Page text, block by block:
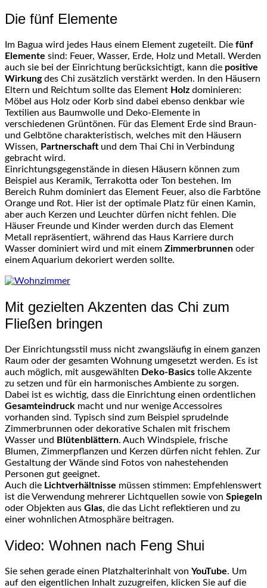
Die fünf Elemente
Im Bagua wird jedes Haus einem Element zugeteilt. Die fünf
Elemente sind: Feuer, Wasser, Erde, Holz und Metall. Werden
auch sie bei der Einrichtung berücksichtigt, kann die positive
Wirkungdes Chi zusätzlich verstärkt werden. In den Häusern
Eltern und Reichtum sollte das Element Holz dominieren:
Möbel aus Holz oder Korb sind dabei ebenso denkbar wie
Textilien aus Baumwolle und Deko-Elemente in
verschiedenen Grüntönen. Für das Element Erde sind Braun-
und Gelbtöne charakteristisch, welches mit den Häusern
Wissen, Partnerschaft und dem Thai Chi in Verbindung
gebracht wird.
Einrichtungsgegenstände in diesen Häusern können zum
Beispiel aus Keramik, Terrakotta oder Ton bestehen. Im
Bereich Ruhm dominiert das Element Feuer, also die Farbtöne
Orange und Rot. Hier ist der optimale Platz für einen Kamin,
aber auch Kerzen und Leuchter dürfen nicht fehlen. Die
Häuser Freunde und Kinder werden durch das Element
Metall repräsentiert, während das Haus Karriere durch
Wasser dominiert wird und mit einem Zimmerbrunnen oder
einem Aquarium dekoriert werden sollte.
Mit gezielten Akzenten das Chi zum
Fließen bringen
Der Einrichtungsstil muss nicht zwangsläufig in einem ganzen
Raum oder der gesamten Wohnung umgesetzt werden. Es ist
auch möglich, mit ausgewählten Deko-Basics tolle Akzente
zu setzen und für ein harmonisches Ambiente zu sorgen.
Dabei ist es wichtig, dass die Einrichtung einen ordentlichen
Gesamteindruck macht und nur wenige Accessoires
vorhanden sind. Typisch sind zum Beispiel sprudelnde
Zimmerbrunnen oder dekorative Schalen mit frischem
Wasser und Blütenblättern. Auch Windspiele, frische
Blumen, Zimmerpflanzen und Kerzen dürfen nicht fehlen. Zur
Gestaltung der Wände sind Fotos von nahestehenden
Personen gut geeignet.
Auch die Lichtverhältnisse müssen stimmen: Empfehlenswert
ist die Verwendung mehrerer Lichtquellen sowie von Spiegeln
oder Objekten aus Glas, die das Licht reflektieren und zu
einer wohnlichen Atmosphäre beitragen.
Video: Wohnen nach Feng Shui
Sie sehen gerade einen Platzhalterinhalt von YouTube. Um
auf den eigentlichen Inhalt zuzugreifen, klicken Sie auf die